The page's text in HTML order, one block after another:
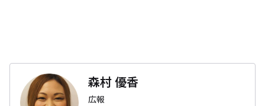
森村 優香
広報